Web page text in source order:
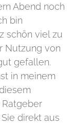
Abend noch
bin
schön viel zu
Nutzung von
gefallen.
in meinem
direkt aus